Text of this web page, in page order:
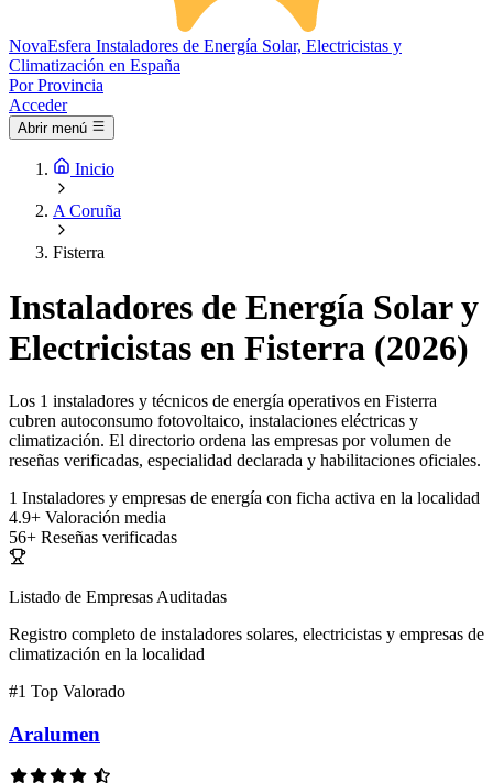
NovaEsfera Instaladores de Energía Solar, Electricistas y
Climatización en España
Por Provincia
Acceder
Abrir menú
Inicio
A Coruña
Fisterra
Instaladores de Energía Solar y
Electricistas en Fisterra (2026)
Los 1 instaladores y técnicos de energía operativos en Fisterra
cubren autoconsumo fotovoltaico, instalaciones eléctricas y
climatización. El directorio ordena las empresas por volumen de
reseñas verificadas, especialidad declarada y habilitaciones oficiales.
1 Instaladores y empresas de energía con ficha activa en la localidad
4.9+ Valoración media
56+ Reseñas verificadas
Listado de Empresas Auditadas
Registro completo de instaladores solares, electricistas y empresas de
climatización en la localidad
#1 Top Valorado
Aralumen